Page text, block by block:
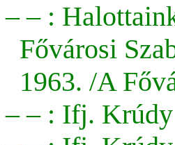
– – :
Fővárosi
1963. /A
– – : Ifj. Krúdy